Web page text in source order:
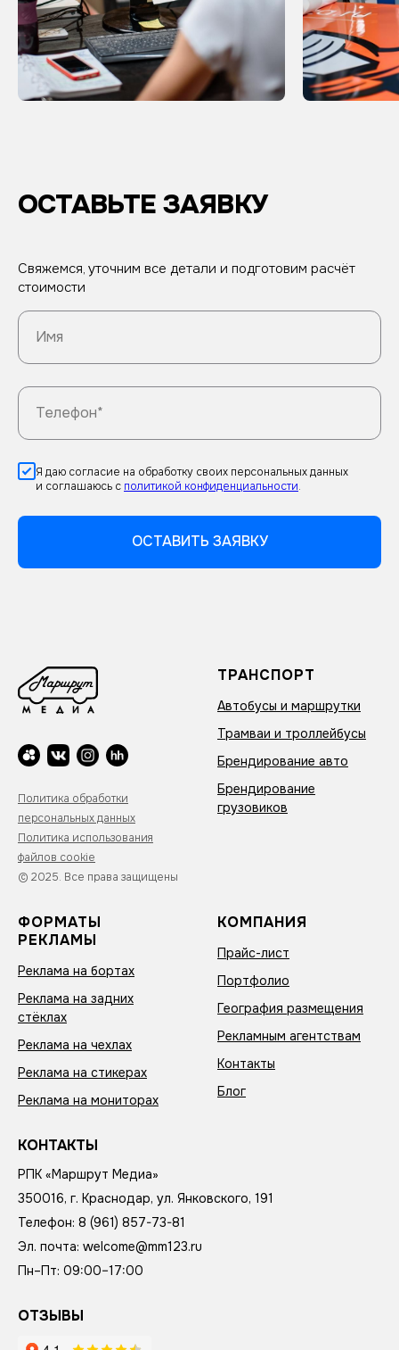
ОСТАВЬТЕ ЗАЯВКУ
Свяжемся, уточним все детали и подготовим расчёт
стоимости
Имя
Телефон*
Я даю согласие на обработку своих персональных данных
и соглашаюсь с политикой конфиденциальности.
ОСТАВИТЬ ЗАЯВКУ
Политика обработки
персональных данных
Политика использования
файлов cookie
© 2025. Все права защищены
ТРАНСПОРТ
Автобусы и маршрутки
Трамваи и троллейбусы
Брендирование авто
Брендирование
грузовиков
ФОРМАТЫ
РЕКЛАМЫ
Реклама на бортах
Реклама на задних
стёклах
Реклама на чехлах
Реклама на стикерах
Реклама на мониторах
КОМПАНИЯ
Прайс-лист
Портфолио
География размещения
Рекламным агентствам
Контакты
Блог
КОНТАКТЫ
РПК «Маршрут Медиа»
350016, г. Краснодар, ул. Янковского, 191
Телефон: 8 (961) 857-73-81
Эл. почта: welcome@mm123.ru
Пн–Пт: 09:00–17:00
ОТЗЫВЫ